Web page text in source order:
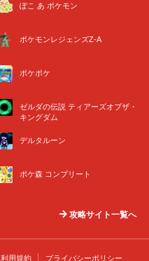
ぽこ あ ポケモン
ポケモンレジェンズZ-A
ポケポケ
ゼルダの伝説 ティアーズオブザ・
キングダム
デルタルーン
ポケ森 コンプリート
攻略サイト一覧へ
利用規約 プライバシーポリシー